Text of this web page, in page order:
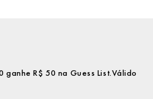
ganhe R$ 50 na Guess List.Válido